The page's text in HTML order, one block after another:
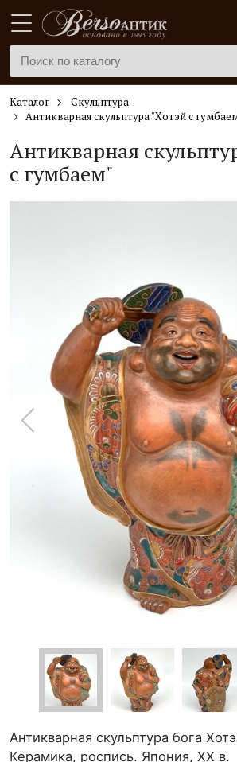
Каталог
Скульптура
Антикварная скульптура "Хотэй с
Антикварная
с гумбаем"
Антикварная скульптура бога
Керамика, роспись. Япония, ХХ в.